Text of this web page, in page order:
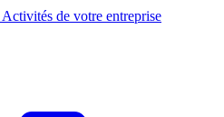
Activités de votre entreprise